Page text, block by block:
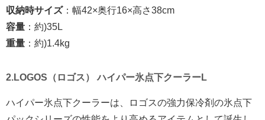
収納時サイズ ：幅42×奥行16×高さ38cm
容量 ：約)35L
重量 ：約)1.4kg
2.LOGOS（ロゴス） ハイパー氷点下クーラーL
ハイパー氷点下クーラーは、ロゴスの強力保冷剤の氷点下